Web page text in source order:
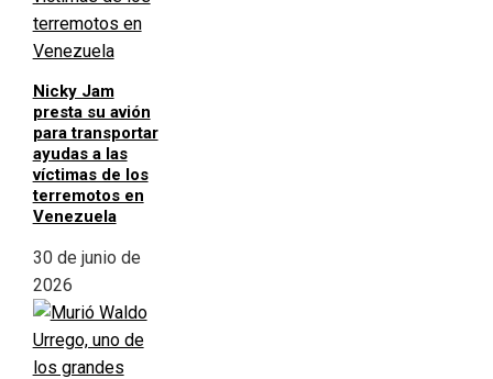
Nicky Jam
presta su avión
para transportar
ayudas a las
víctimas de los
terremotos en
Venezuela
30 de junio de
2026